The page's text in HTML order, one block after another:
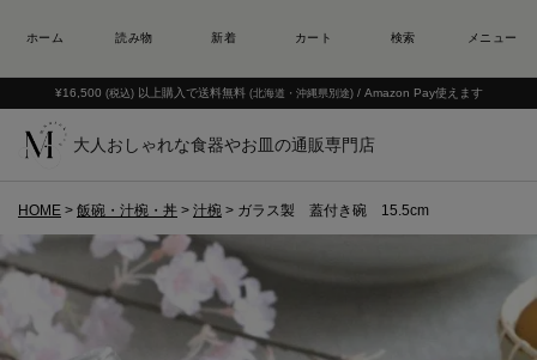
¥16,500 (税込) 以上購入で送料無料 (北海道・沖縄県別途) / Amazon Pay使えます
大人おしゃれな食器やお皿の通販専門店
HOME 飯碗・汁椀・丼 汁椀 ガラス製 蓋付き碗 15.5cm